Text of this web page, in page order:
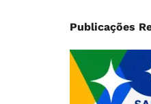
Publicações